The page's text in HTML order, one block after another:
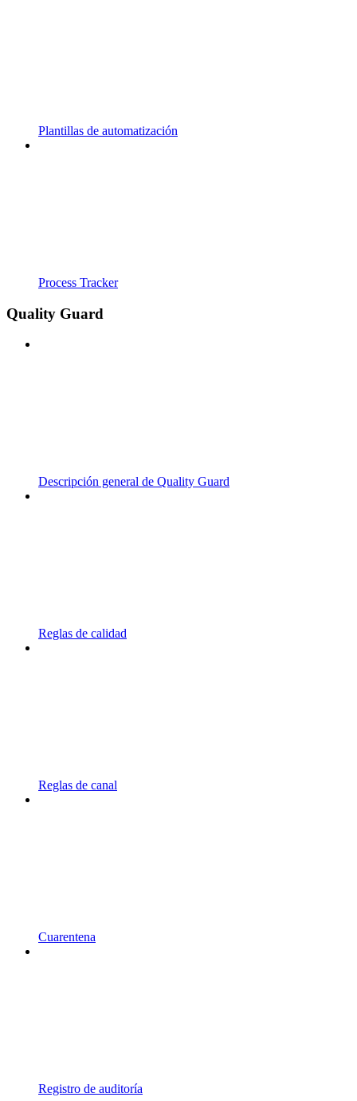
Plantillas de automatización
Process Tracker
Quality Guard
Descripción general de Quality Guard
Reglas de calidad
Reglas de canal
Cuarentena
Registro de auditoría